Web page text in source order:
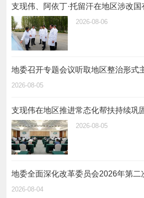
2026-08-06
2026-08-05
2026-08-05
地委全面深化改革委员会2026年第二
2026-08-04